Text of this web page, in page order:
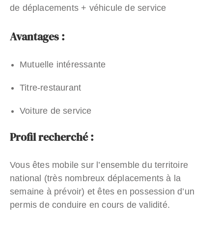
de déplacements + véhicule de service
Avantages :
Mutuelle intéressante
Titre-restaurant
Voiture de service
Profil recherché :
Vous êtes mobile sur l’ensemble du territoire
national (très nombreux déplacements à la
semaine à prévoir) et êtes en possession d’un
permis de conduire en cours de validité.